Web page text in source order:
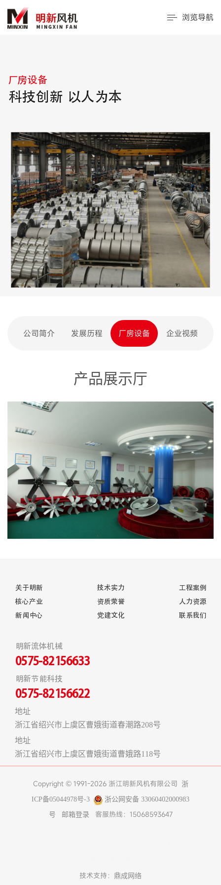
浏览导航
厂房设备
科技创新 以人为本
公司简介 发展历程 厂房设备 企业视频
产品展示厅
关于明新
核心产业
新闻中心
技术实力
资质荣誉
党建文化
工程案例
人力资源
联系我们
明新流体机械
0575-82156633
明新节能科技
0575-82156622
地址
浙江省绍兴市上虞区曹娥街道春潮路208号
地址
浙江省绍兴市上虞区曹娥街道曹娥路118号
Copyright © 1991-2026 浙江明新风机有限公司 浙
ICP备05044978号-3 浙公网安备 33060402000983
号 邮箱登录
客服热线：15068593647
技术支持： 鼎成网络